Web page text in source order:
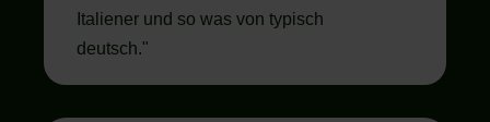
Italiener und so was von typisch
deutsch."